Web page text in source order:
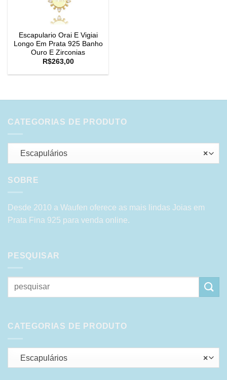
Escapulario Orai E Vigiai
Longo Em Prata 925 Banho
Ouro E Zirconias
R$263,00
CATEGORIAS DE PRODUTO
×
Escapulários
SOBRE
Desde 2010 a Waufen oferece as mais lindas Joias em
Prata Fina 925 para venda online.
PESQUISAR
Pesquisar
por:
CATEGORIAS DE PRODUTO
×
Escapulários